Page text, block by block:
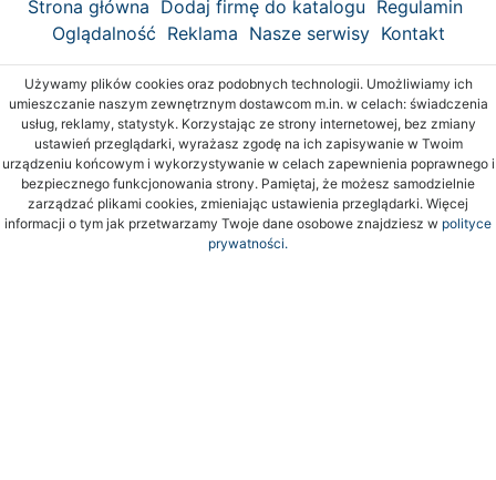
Strona główna Dodaj firmę do katalogu Regulamin
Oglądalność Reklama Nasze serwisy Kontakt
Używamy plików cookies oraz podobnych technologii. Umożliwiamy ich
umieszczanie naszym zewnętrznym dostawcom m.in. w celach: świadczenia
usług, reklamy, statystyk. Korzystając ze strony internetowej, bez zmiany
ustawień przeglądarki, wyrażasz zgodę na ich zapisywanie w Twoim
urządzeniu końcowym i wykorzystywanie w celach zapewnienia poprawnego i
bezpiecznego funkcjonowania strony. Pamiętaj, że możesz samodzielnie
zarządzać plikami cookies, zmieniając ustawienia przeglądarki. Więcej
informacji o tym jak przetwarzamy Twoje dane osobowe znajdziesz w polityce
prywatności.